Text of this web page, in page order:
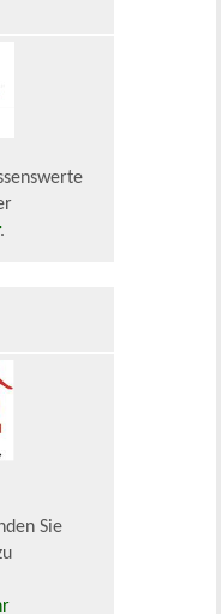
.
Sie